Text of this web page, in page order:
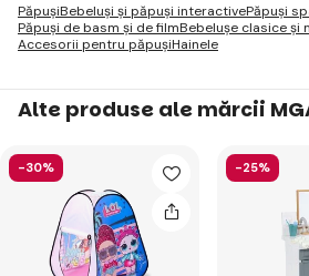
PăpușiBebeluși și păpuși interactivePăpuși
Păpuși de basm și de filmBebelușe clasice și
Accesorii pentru păpușiHainele
Alte produse ale mărcii
-30% -25%